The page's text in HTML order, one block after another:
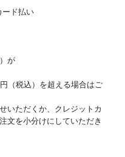
が
（税込）を超える場合はご
いただくか、クレジットカ
文を小分けにしていただき